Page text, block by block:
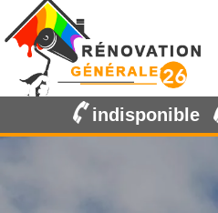
indisponible